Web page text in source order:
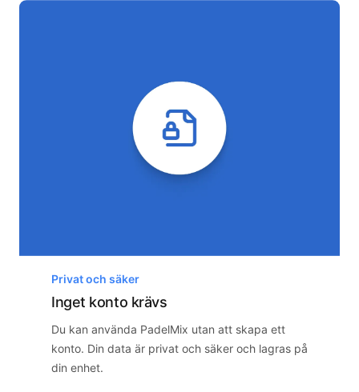
Privat och säker
Inget konto krävs
Du kan använda PadelMix utan att skapa ett
konto. Din data är privat och säker och lagras på
din enhet.